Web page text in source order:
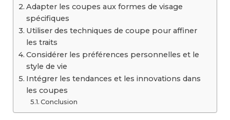
Adapter les coupes aux formes de visage
spécifiques
Utiliser des techniques de coupe pour affiner
les traits
Considérer les préférences personnelles et le
style de vie
Intégrer les tendances et les innovations dans
les coupes
Conclusion